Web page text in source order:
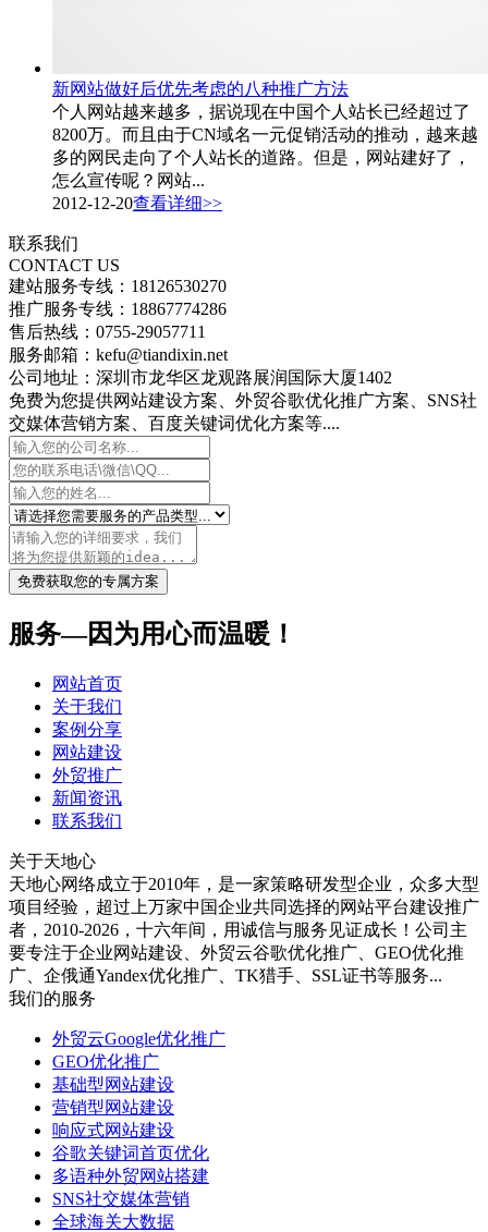
新网站做好后优先考虑的八种推广方法
个人网站越来越多，据说现在中国个人站长已经超过了
8200万。而且由于CN域名一元促销活动的推动，越来越
多的网民走向了个人站长的道路。但是，网站建好了，
怎么宣传呢？网站...
2012-12-20查看详细>>
联系我们
CONTACT US
建站服务专线：18126530270
推广服务专线：18867774286
售后热线：0755-29057711
服务邮箱：kefu@tiandixin.net
公司地址：深圳市龙华区龙观路展润国际大厦1402
免费为您提供网站建设方案、外贸谷歌优化推广方案、SNS社
交媒体营销方案、百度关键词优化方案等....
免费获取您的专属方案
服务—因为用心而温暖！
网站首页
关于我们
案例分享
网站建设
外贸推广
新闻资讯
联系我们
关于天地心
天地心网络成立于2010年，是一家策略研发型企业，众多大型
项目经验，超过上万家中国企业共同选择的网站平台建设推广
者，2010-2026，十六年间，用诚信与服务见证成长！公司主
要专注于企业网站建设、外贸云谷歌优化推广、GEO优化推
广、企俄通Yandex优化推广、TK猎手、SSL证书等服务...
我们的服务
外贸云Google优化推广
GEO优化推广
基础型网站建设
营销型网站建设
响应式网站建设
谷歌关键词首页优化
多语种外贸网站搭建
SNS社交媒体营销
全球海关大数据